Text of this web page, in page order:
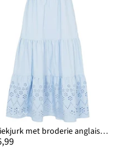
Tuniekjurk met broderie anglaise van puur katoen